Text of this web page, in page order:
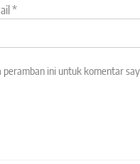
*
ini untuk komentar